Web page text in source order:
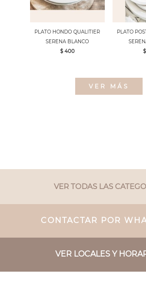
PLATO HONDO QUALITIER
SERENA BLANCO
$ 400
PLATO
VER MÁS
VER TODAS LAS
CONTACTAR POR
VER LOCALES Y